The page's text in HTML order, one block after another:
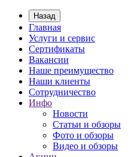
Назад
Главная
Услуги и сервис
Сертификаты
Вакансии
Наше преимущество
Наши клиенты
Сотрудничество
Инфо
Новости
Статьи и обзоры
Фото и обзоры
Видео и обзоры